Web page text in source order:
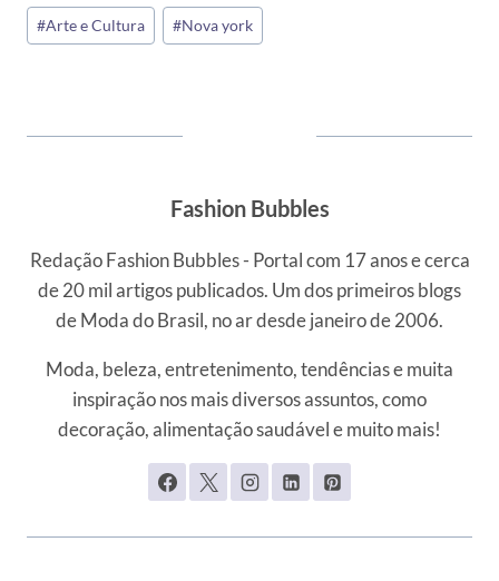
Tags
do
#Arte e Cultura #Nova york
Fashion Bubbles
Redação Fashion Bubbles - Portal com 17 anos e cerca
de 20 mil artigos publicados. Um dos primeiros blogs
de Moda do Brasil, no ar desde janeiro de 2006.
Moda, beleza, entretenimento, tendências e muita
inspiração nos mais diversos assuntos, como
decoração, alimentação saudável e muito mais!